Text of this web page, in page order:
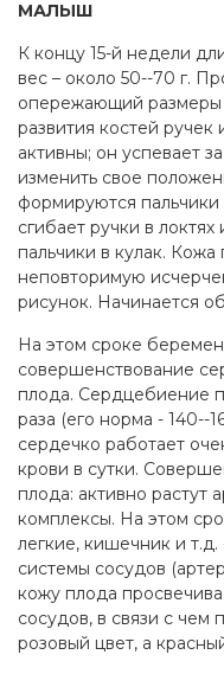
МАЛЫШ
К концу 15-й недели
вес – около 50--70 г.
опережающий размеры
развития костей
активны; он успевает
изменить свое
формируются пальчики
сгибает ручки в локтях
пальчики в кулак.
неповторимую
рисунок. Начинается
На этом сроке
совершенствование
плода. Сердцебиение
раза (его норма - 140--
сердечко работает
крови в сутки.
плода: активно растут
комплексы. На этом
легкие, кишечник и
системы сосудов
кожу плода
сосудов, в связи с
розовый цвет, а